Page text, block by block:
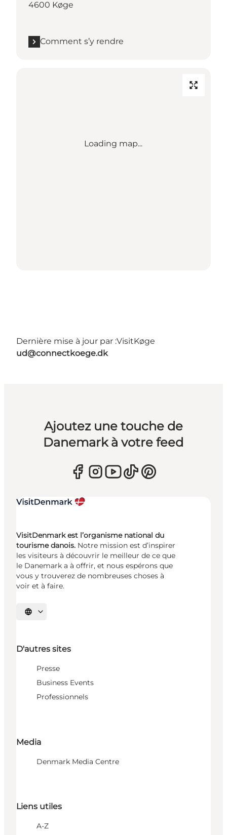
4600 Køge
Comment s’y rendre
Loading map...
Dernière mise à jour par :VisitKøge
ud@connectkoege.dk
Ajoutez une touche de
Danemark à votre feed
VisitDenmark est l’organisme national du
tourisme danois. Notre mission est d’inspirer
les visiteurs à découvrir le meilleur de ce que
le Danemark a à offrir, et nous espérons que
vous y trouverez de nombreuses choses à
voir et à faire.
Choisissez la langue
D'autres sites
Presse
Business Events
Professionnels
Media
Denmark Media Centre
Liens utiles
A-Z